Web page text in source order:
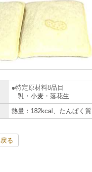
特定原材料8品目
乳・小麦・落花生
熱量：182kcal、たんぱく
る